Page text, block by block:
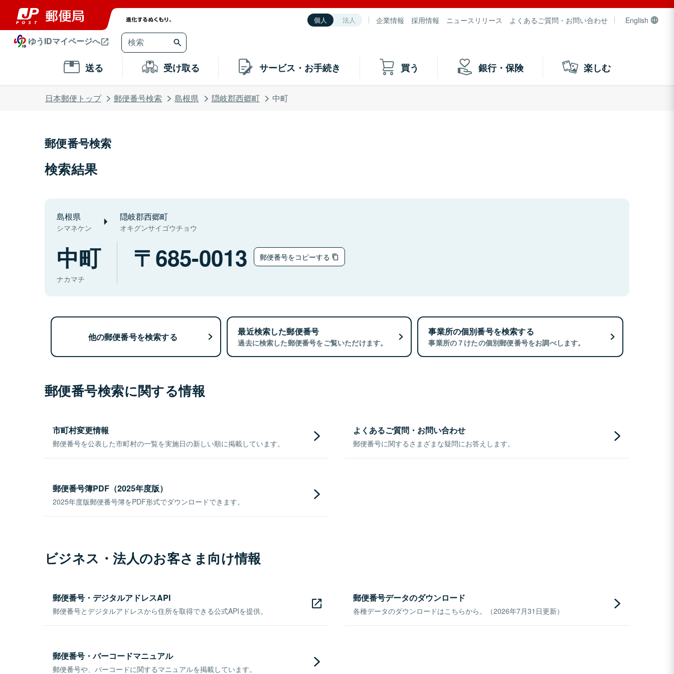
個人 法人 企業情報 採用情報 ニュースリリース よくあるご質問・お問い合わせ English
ゆうIDマイページへ
送る 受け取る サービス・お手続き 買う 銀行・保険 楽しむ
日本郵便トップ 郵便番号検索 島根県 隠岐郡西郷町 中町
郵便番号検索
検索結果
島根県
シマネケン
隠岐郡西郷町
オキグンサイゴウチョウ
中町
ナカマチ
685-0013 郵便番号をコピーする
他の郵便番号を検索する 最近検索した郵便番号
過去に検索した郵便番号をご覧いただけます。
事業所の個別番号を検索する
事業所の７けたの個別郵便番号をお調べします。
郵便番号検索に関する情報
市町村変更情報
郵便番号を公表した市町村の一覧を実施日の新しい順に掲載しています。
よくあるご質問・お問い合わせ
郵便番号に関するさまざまな疑問にお答えします。
郵便番号簿PDF（2025年度版）
2025年度版郵便番号簿をPDF形式でダウンロードできます。
ビジネス・法人のお客さま向け情報
郵便番号・デジタルアドレスAPI
郵便番号とデジタルアドレスから住所を取得できる公式APIを提供。
郵便番号データのダウンロード
各種データのダウンロードはこちらから。（2026年7月31日更新）
郵便番号・バーコードマニュアル
郵便番号や、バーコードに関するマニュアルを掲載しています。